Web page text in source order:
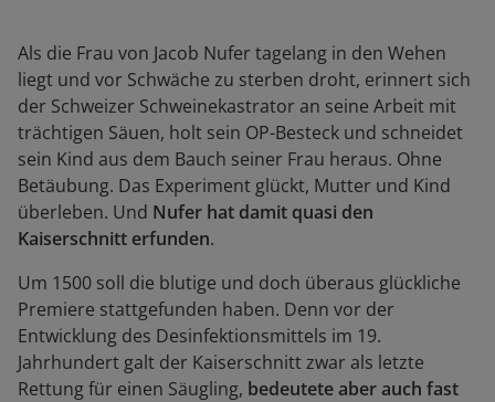
Als die Frau von Jacob Nufer tagelang in den Wehen
liegt und vor Schwäche zu sterben droht, erinnert sich
der Schweizer Schweinekastrator an seine Arbeit mit
trächtigen Säuen, holt sein OP-Besteck und schneidet
sein Kind aus dem Bauch seiner Frau heraus. Ohne
Betäubung. Das Experiment glückt, Mutter und Kind
überleben. Und Nufer hat damit quasi den
Kaiserschnitt erfunden.
Um 1500 soll die blutige und doch überaus glückliche
Premiere stattgefunden haben. Denn vor der
Entwicklung des Desinfektionsmittels im 19.
Jahrhundert galt der Kaiserschnitt zwar als letzte
Rettung für einen Säugling, bedeutete aber auch fast